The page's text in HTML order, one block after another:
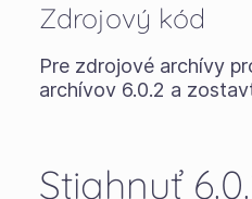
Zdrojový kód
Pre zdrojové archívy
archívov 6.0.2 a
Stiahnuť